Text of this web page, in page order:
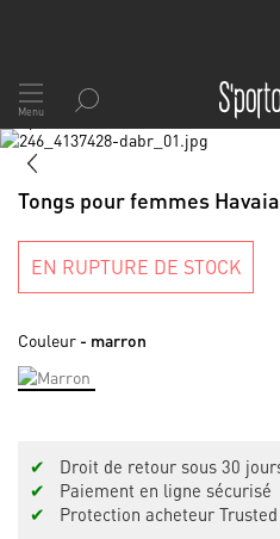
Allez
au
contenu
Menu
Skip
end
images
gallery
1/7
Skip
images
Tongs pour femmes
EN RUPTURE DE STOCK
Couleur - marron
✔
Droit de retour sous 30
✔
Paiement en ligne sécurisé
✔
Protection acheteur Trusted